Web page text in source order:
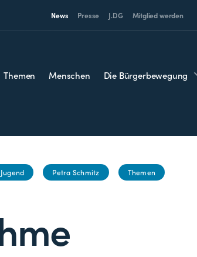
News Presse J.DG Mitglied werden
Themen Menschen Die Bürgerbewegung
Jugend Petra Schmitz Themen